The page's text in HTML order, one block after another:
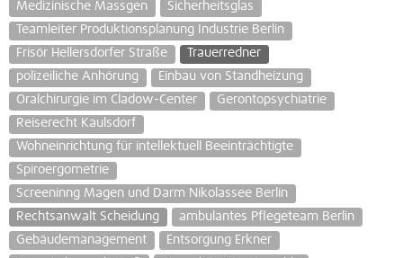
Medizinische Massgen
Sicherheitsglas
Teamleiter Produktionsplanung Industrie Berlin
Frisör Hellersdorfer Straße
Trauerredner
polizeiliche Anhörung
Einbau von Standheizung
Oralchirurgie im Cladow-Center
Gerontopsychiatrie
Reiserecht Kaulsdorf
Wohneinrichtung für intellektuell Beeinträchtigte
Spiroergometrie
Screeninng Magen und Darm Nikolassee Berlin
Rechtsanwalt Scheidung
ambulantes Pflegeteam Berlin
Gebäudemanagement
Entsorgung Erkner